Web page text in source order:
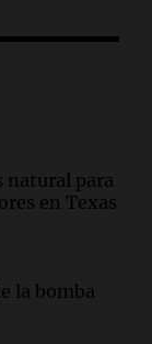
natural para
en Texas
la bomba